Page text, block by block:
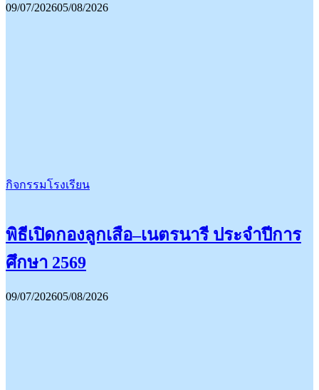
09/07/202605/08/2026
กิจกรรมโรงเรียน
พิธีเปิดกองลูกเสือ–เนตรนารี ประจำปีการ
ศึกษา 2569
09/07/202605/08/2026